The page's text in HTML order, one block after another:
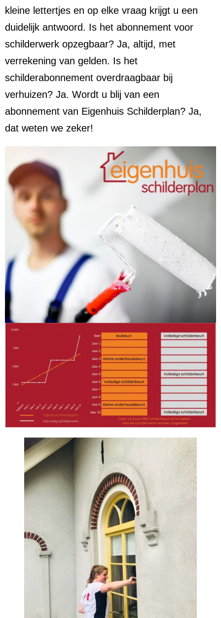
kleine lettertjes en op elke vraag krijgt u een
duidelijk antwoord. Is het abonnement voor
schilderwerk opzegbaar? Ja, altijd, met
verrekening van gelden. Is het
schilderabonnement overdraagbaar bij
verhuizen? Ja. Wordt u blij van een
abonnement van Eigenhuis Schilderplan? Ja,
dat weten we zeker!